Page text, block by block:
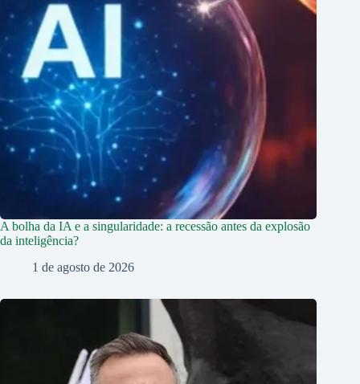
A bolha da IA e a singularidade: a recessão antes da explosão
da inteligência?
1 de agosto de 2026